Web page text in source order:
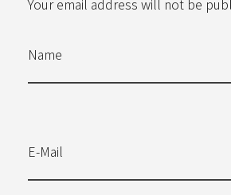
Your email address will not be
Name
E-Mail